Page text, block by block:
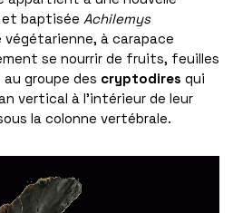
baptisée Achilemys
à carapace
se nourrir de fruits, feuilles
groupe des cryptodires qui
vertical à l’intérieur de leur
la colonne vertébrale.